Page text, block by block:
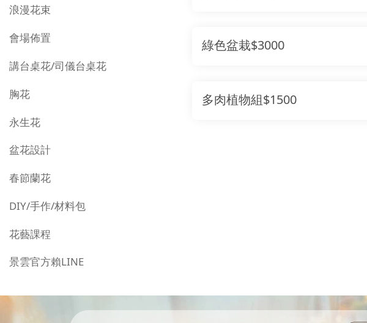
綠色盆栽$3000
多肉植物組$1500
浪漫花束
會場佈置
講台桌花/司儀台桌花
胸花
永生花
盆花設計
春節蘭花
DIY/手作/材料包
花藝課程
景雲官方賴LINE